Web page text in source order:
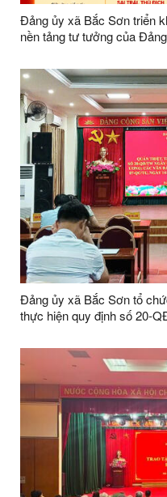
Đảng ủy xã Bắc Sơn triển
nền tảng tư tưởng của
Đảng ủy xã Bắc Sơn tổ
thực hiện quy định số 20-
Quy chế số 07-QC/TU,
Tỉnh ủy